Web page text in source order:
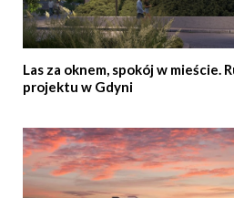
Las za oknem, spokój w mieście.
projektu w Gdyni